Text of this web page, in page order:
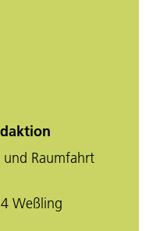
Raumfahrt
Weßling